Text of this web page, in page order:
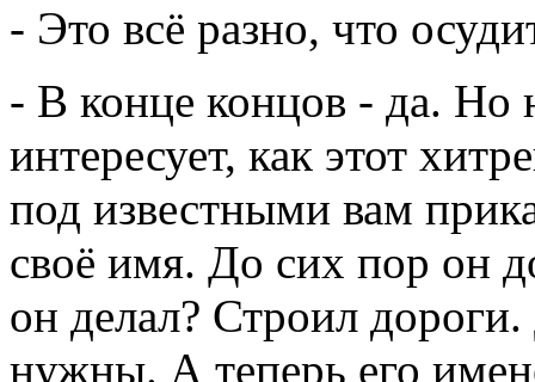
- Это всё разно, что
- В конце концов - да. Но
интересует, как этот
под известными вам
своё имя. До сих пор он
он делал? Строил
нужны. А теперь его